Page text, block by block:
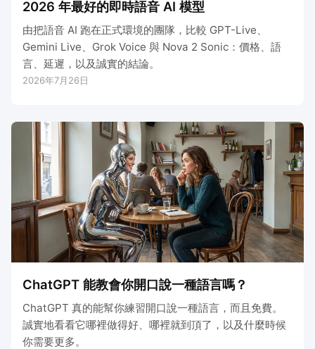
2026 年最好的即時語音 AI 模型
由把語音 AI 跑在正式環境的團隊，比較 GPT-Live、
Gemini Live、Grok Voice 與 Nova 2 Sonic：價格、語
言、延遲，以及誠實的結論。
2026年7月26日
ChatGPT 能教會你開口說一種語言嗎？
ChatGPT 真的能幫你練習開口說一種語言，而且免費。
誠實地看看它哪裡做得好、哪裡就到頂了，以及什麼時候
你需要更多。